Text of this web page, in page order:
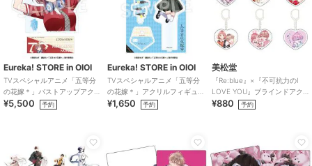
Eureka! STORE in OIOI
TVスペシャルアニメ「五等分
の花嫁＊」バストアップアク
リルメガスタンド 三玖
¥5,500 予約
Eureka! STORE in OIOI
TVスペシャルアニメ「五等分
の花嫁＊」アクリルフィギュ
ア 三玖
¥1,650 予約
美松堂
『Re:blue』×『不可抗力のI
LOVE YOU』ブラインドアク
リルキーホルダー（全6種）
¥880 予約